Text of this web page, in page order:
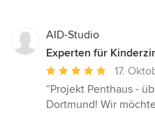
AID-Studio
Experten für
Durchschnittliche
Bewertung:
5
17.
“Projekt Penthaus -
Dortmund! Wir